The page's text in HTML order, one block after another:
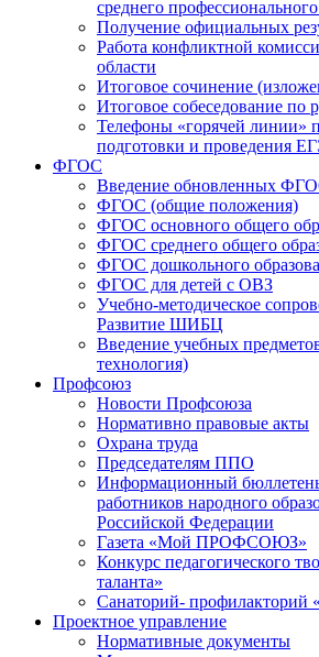
среднего
Получение официальных
Работа конфликтной
области
Итоговое сочинение
Итоговое собеседование по
Телефоны «горячей линии»
подготовки и проведения
ФГОС
Введение обновленных
ФГОС (общие положения)
ФГОС основного общего
ФГОС среднего общего
ФГОС дошкольного
ФГОС для детей с ОВЗ
Учебно-методическое
Развитие ШИБЦ
Введение учебных
технология)
Профсоюз
Новости Профсоюза
Нормативно правовые акты
Охрана труда
Председателям ППО
Информационный
работников народного
Российской Федерации
Газета «Мой ПРОФСОЮЗ»
Конкурс педагогического
таланта»
Санаторий-
Проектное управление
Нормативные документы